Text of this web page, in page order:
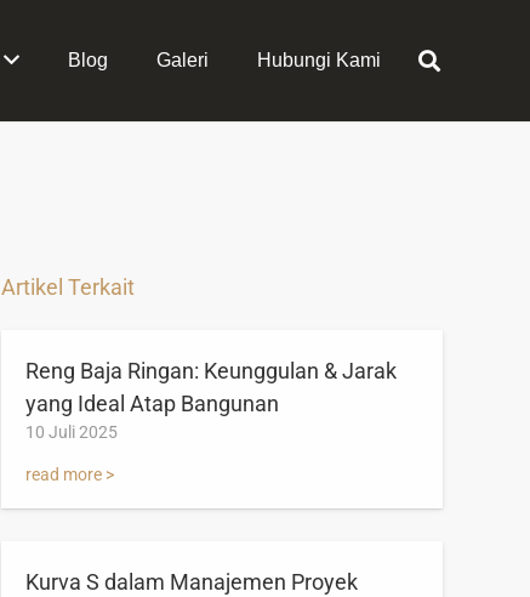
Blog Galeri Hubungi Kami
Artikel Terkait
Reng Baja Ringan: Keunggulan & Jarak
yang Ideal Atap Bangunan
10 Juli 2025
read more >
Kurva S dalam Manajemen Proyek